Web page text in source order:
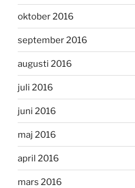
oktober 2016
september 2016
augusti 2016
juli 2016
juni 2016
maj 2016
april 2016
mars 2016